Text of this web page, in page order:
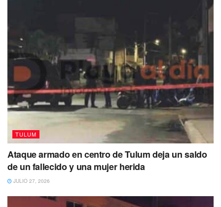
TULUM
Ataque armado en centro de Tulum deja un saldo
de un fallecido y una mujer herida
JULIO 27, 2026